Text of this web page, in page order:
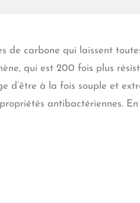
de carbone qui laissent
qui est 200 fois plus
d’être à la fois souple et
antibactériennes.